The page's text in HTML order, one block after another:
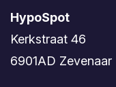
HypoSpot
Kerkstraat 46
6901AD Zevenaar